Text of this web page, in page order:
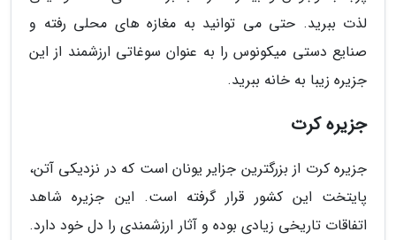
لذت ببرید. حتی می توانید به مغازه های محلی رفته و
صنایع دستی میکونوس را به عنوان سوغاتی ارزشمند از این
جزیره زیبا به خانه ببرید.
جزیره کرت
جزیره کرت از بزرگترین جزایر یونان است که در نزدیکی آتن،
پایتخت این کشور قرار گرفته است. این جزیره شاهد
اتفاقات تاریخی زیادی بوده و آثار ارزشمندی را دل خود دارد.